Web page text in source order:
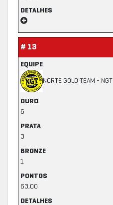
DETALHES
# 13
EQUIPE
NORTE GOLD TEAM - NGT
OURO
6
PRATA
3
BRONZE
1
PONTOS
63,00
DETALHES